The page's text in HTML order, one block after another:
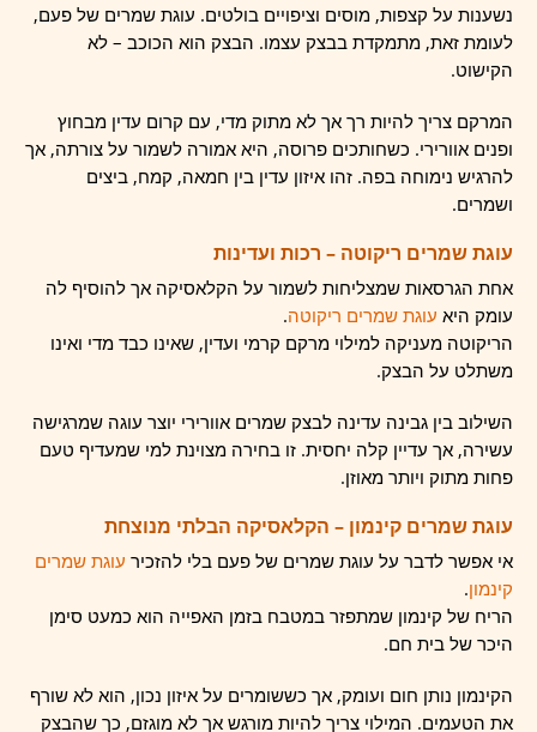
נשענות על קצפות, מוסים וציפויים בולטים. עוגת שמרים של פעם,
לעומת זאת, מתמקדת בבצק עצמו. הבצק הוא הכוכב – לא
הקישוט.
המרקם צריך להיות רך אך לא מתוק מדי, עם קרום עדין מבחוץ
ופנים אוורירי. כשחותכים פרוסה, היא אמורה לשמור על צורתה, אך
להרגיש נימוחה בפה. זהו איזון עדין בין חמאה, קמח, ביצים
ושמרים.
עוגת שמרים ריקוטה – רכות ועדינות
אחת הגרסאות שמצליחות לשמור על הקלאסיקה אך להוסיף לה
עומק היא עוגת שמרים ריקוטה.
הריקוטה מעניקה למילוי מרקם קרמי ועדין, שאינו כבד מדי ואינו
משתלט על הבצק.
השילוב בין גבינה עדינה לבצק שמרים אוורירי יוצר עוגה שמרגישה
עשירה, אך עדיין קלה יחסית. זו בחירה מצוינת למי שמעדיף טעם
פחות מתוק ויותר מאוזן.
עוגת שמרים קינמון – הקלאסיקה הבלתי מנוצחת
אי אפשר לדבר על עוגת שמרים של פעם בלי להזכיר עוגת שמרים
קינמון.
הריח של קינמון שמתפזר במטבח בזמן האפייה הוא כמעט סימן
היכר של בית חם.
הקינמון נותן חום ועומק, אך כששומרים על איזון נכון, הוא לא שורף
את הטעמים. המילוי צריך להיות מורגש אך לא מוגזם, כך שהבצק